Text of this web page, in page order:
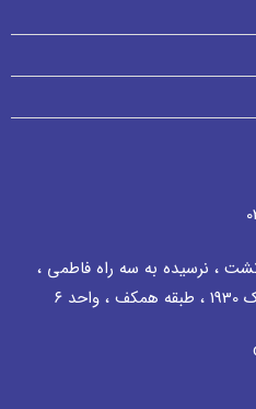
، نرسيده به سه راه فاطمی ،
٦